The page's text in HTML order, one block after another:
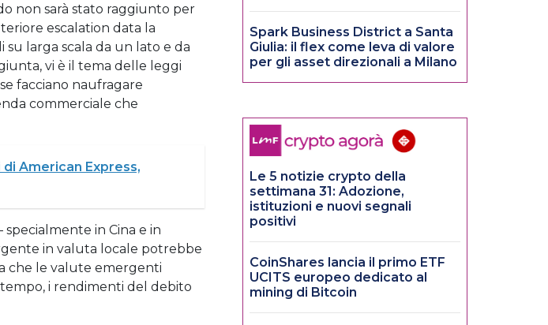
non sarà stato raggiunto per
escalation data la
larga scala da un lato e da
vi è il tema delle leggi
facciano naufragare
commerciale che
American Express,
in Cina e in
in valuta locale potrebbe
che le valute emergenti
i rendimenti del debito
Spark Business District a Santa
Giulia: il flex come leva di valore
per gli asset direzionali a Milano
Le 5 notizie crypto della
settimana 31: Adozione,
istituzioni e nuovi segnali
positivi
CoinShares lancia il primo ETF
UCITS europeo dedicato al
mining di Bitcoin